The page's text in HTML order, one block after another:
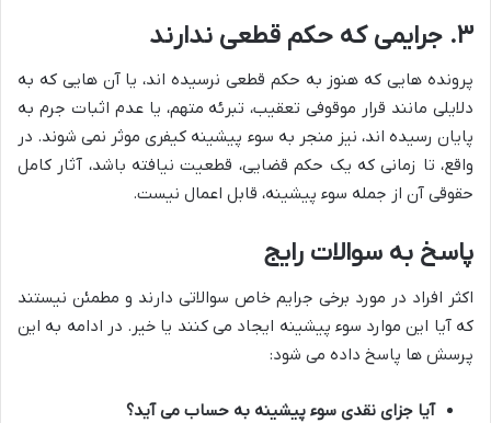
۳. جرایمی که حکم قطعی ندارند
پرونده هایی که هنوز به حکم قطعی نرسیده اند، یا آن هایی که به
دلایلی مانند قرار موقوفی تعقیب، تبرئه متهم، یا عدم اثبات جرم به
پایان رسیده اند، نیز منجر به سوء پیشینه کیفری موثر نمی شوند. در
واقع، تا زمانی که یک حکم قضایی، قطعیت نیافته باشد، آثار کامل
حقوقی آن از جمله سوء پیشینه، قابل اعمال نیست.
پاسخ به سوالات رایج
اکثر افراد در مورد برخی جرایم خاص سوالاتی دارند و مطمئن نیستند
که آیا این موارد سوء پیشینه ایجاد می کنند یا خیر. در ادامه به این
پرسش ها پاسخ داده می شود:
آیا جزای نقدی سوء پیشینه به حساب می آید؟